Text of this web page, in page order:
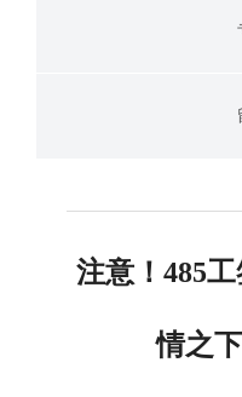
注意！485
情之